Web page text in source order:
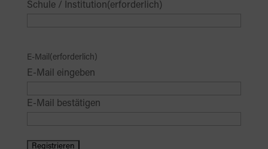
Schule / Institution(erforderlich)
E-Mail(erforderlich)
E-Mail eingeben
E-Mail bestätigen